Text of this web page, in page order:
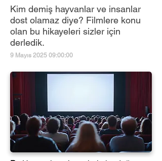
Kim demiş hayvanlar ve insanlar
dost olamaz diye? Filmlere konu
olan bu hikayeleri sizler için
derledik.
9 Mayıs 2025 09:00:00